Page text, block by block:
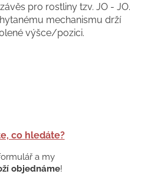
co hledáte?
a my
objednáme!
pro rostliny tzv. JO - JO.
mechanismu drží
výšce/pozici.